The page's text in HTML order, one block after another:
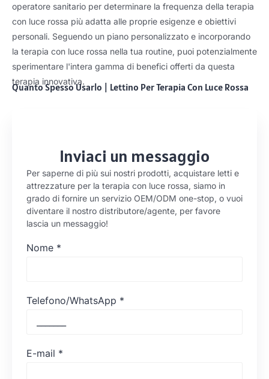
operatore sanitario per determinare la frequenza della terapia
con luce rossa più adatta alle proprie esigenze e obiettivi
personali. Seguendo un piano personalizzato e incorporando
la terapia con luce rossa nella tua routine, puoi potenzialmente
sperimentare l'intera gamma di benefici offerti da questa
terapia innovativa.
Quanto Spesso Usarlo Lettino Per Terapia Con Luce Rossa
Inviaci un messaggio
Per saperne di più sui nostri prodotti, acquistare letti e
attrezzature per la terapia con luce rossa, siamo in
grado di fornire un servizio OEM/ODM one-stop, o vuoi
diventare il nostro distributore/agente, per favore
lascia un messaggio!
Nome *
Telefono/WhatsApp *
E-mail *